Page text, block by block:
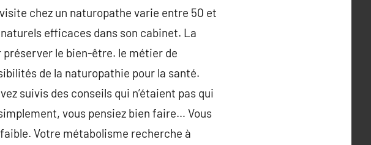
chez un naturopathe varie entre 50 et
efficaces dans son cabinet. La
le bien-être. le métier de
de la naturopathie pour la santé.
suivis des conseils qui n’étaient pas qui
vous pensiez bien faire… Vous
Votre métabolisme recherche à